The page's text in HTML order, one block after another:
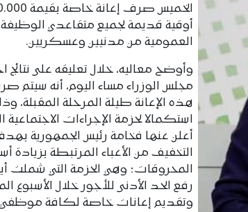
الخميس صرف إعانة خاصة
أوقية قديمة لجميع متقاعدي الوظيفة
العمومية من مدنيين وعسكريين.
وأوضح معاليه، خلال تعليقه على نتائج
مجلس الوزراء مساء اليوم، أنه سيتم
هذه الإعانة طيلة المرحلة المقبلة،
استكمالا لحزمة الإجراءات الاجتماعية
أعلن عنها فخامة رئيس الجمهورية
التخفيف من الأعباء المرتبطة بزيادة
المحروقات؛ وهي الحزمة التي شملت
رفع الحد الأدنى للأجور خلال الأسبوع
وتقديم إعانات خاصة لكافة موظفي